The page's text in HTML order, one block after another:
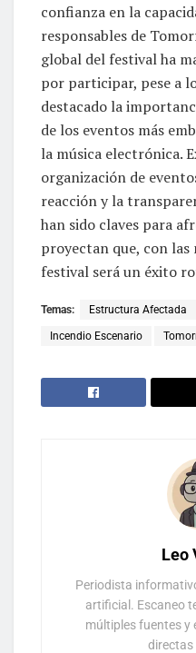
confianza en la
responsables de
global del festival ha
por participar, pese a
destacado la
de los eventos más
la música electrónica.
organización de
reacción y la
han sido claves para
proyectan que, con las
festival será un éxito
Temas: Estructura Afectada
Incendio Escenario
Leo
Periodista
artificial. Escaneo
múltiples fuentes y
directas